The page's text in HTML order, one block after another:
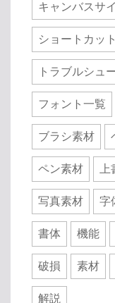
キャンバスサ
ショートカット
トラブルシュ
フォント一覧
ブラシ素材
ペン素材
写真素材 字
書体 機能
破損 素材
解説